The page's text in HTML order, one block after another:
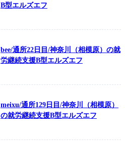
B型エルズエフ
bee/通所22日目/神奈川（相模原）の就
労継続支援B型エルズエフ
meixu/通所129日目/神奈川（相模原）
の就労継続支援B型エルズエフ